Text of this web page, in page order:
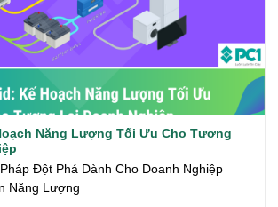
Năng Lượng Tối Ưu Cho Tương
Đột Phá Dành Cho Doanh Nghiệp
Năng Lượng